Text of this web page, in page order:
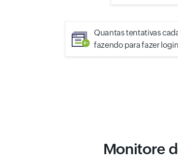
Quantas tentativas
fazendo para fazer
Monitore